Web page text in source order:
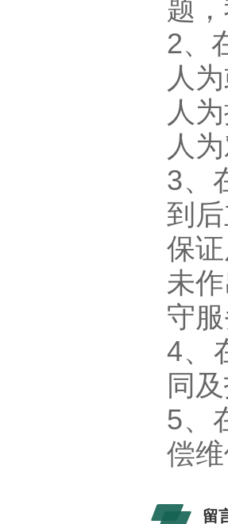
题
2、
人
人
人
3、
到
保
未
守
4、
同
5、
偿
留